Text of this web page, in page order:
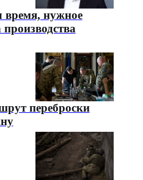
время, нужное
переброски